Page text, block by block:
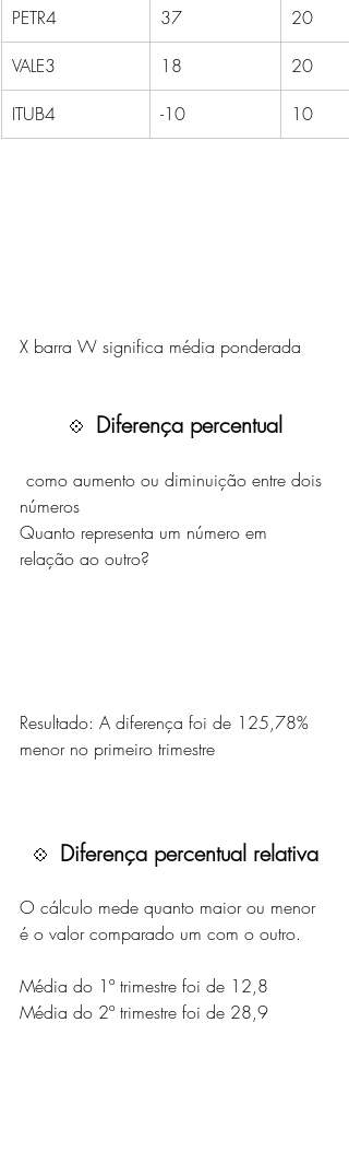
PETR4 37
20
VALE3
18
20
ITUB4
-10 10
X barra W significa média ponderada
💠 Diferença percentual
como aumento ou diminuição entre dois
números
Quanto representa um número em
relação ao outro?
Resultado: A diferença foi de 125,78%
menor no primeiro trimestre
💠 Diferença percentual relativa
O cálculo mede quanto maior ou menor
é o valor comparado um com o outro.
Média do 1º trimestre foi de 12,8
Média do 2º trimestre foi de 28,9